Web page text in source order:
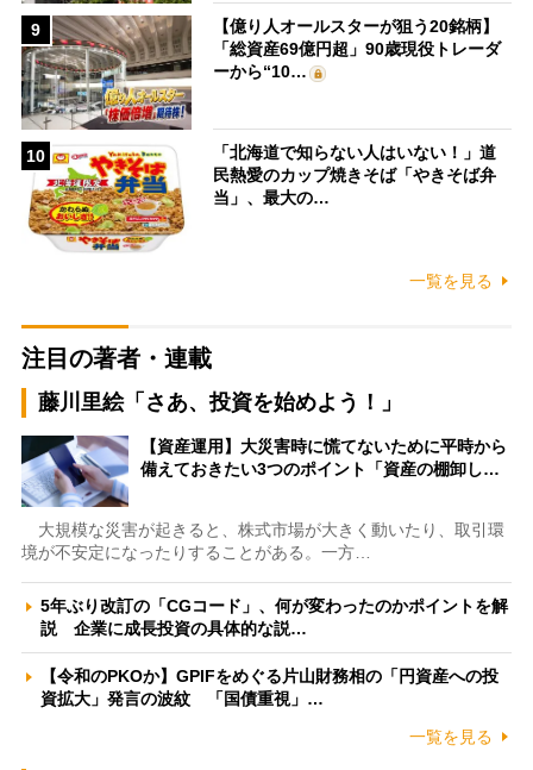
9
【億り人オールスターが狙う20銘柄】
「総資産69億円超」90歳現役トレーダ
ーから“10…
10
「北海道で知らない人はいない！」道
民熱愛のカップ焼きそば「やきそば弁
当」、最大の…
一覧を見る
注目の著者・連載
藤川里絵「さあ、投資を始めよう！」
【資産運用】大災害時に慌てないために平時から
備えておきたい3つのポイント「資産の棚卸し…
大規模な災害が起きると、株式市場が大きく動いたり、取引環
境が不安定になったりすることがある。一方…
5年ぶり改訂の「CGコード」、何が変わったのかポイントを解
説 企業に成長投資の具体的な説…
【令和のPKOか】GPIFをめぐる片山財務相の「円資産への投
資拡大」発言の波紋 「国債重視」…
一覧を見る